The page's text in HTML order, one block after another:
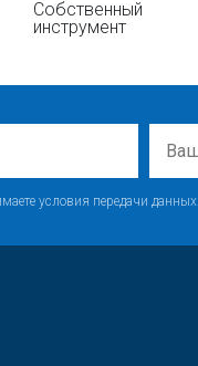
Собственный
инструмент
условия передачи данных.